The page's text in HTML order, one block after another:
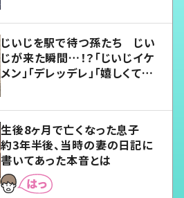
じいじを駅で待つ孫たち じい
じが来た瞬間…！？「じいじイケ
メン」「デレッデレ」「嬉しくて可
生後8ヶ月で亡くなった息子
約3年半後、当時の妻の日記に
書いてあった本音とは